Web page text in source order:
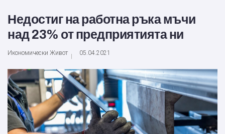
Недостиг на работна ръка мъчи
над 23% от предприятията ни
Икономически Живот 05.04.2021